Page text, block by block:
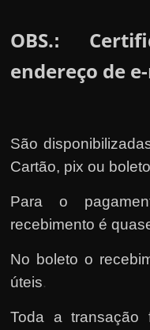
OBS.:
endereço de
São
Cartão, pix ou
Para o
recebimento é
No boleto o
úteis.
Toda a transação